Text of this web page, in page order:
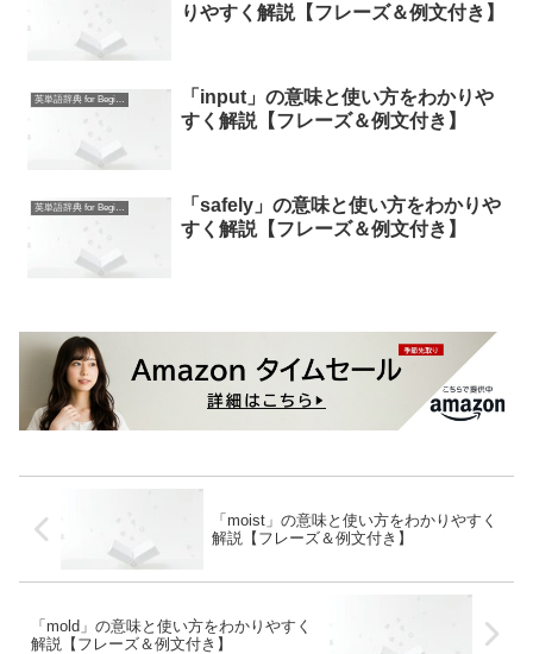
りやすく解説【フレーズ＆例文付き】
英単語辞典 for Beginners
「input」の意味と使い方をわかりや
すく解説【フレーズ＆例文付き】
英単語辞典 for Beginners
「safely」の意味と使い方をわかりや
すく解説【フレーズ＆例文付き】
「moist」の意味と使い方をわかりやすく
解説【フレーズ＆例文付き】
「mold」の意味と使い方をわかりやすく
解説【フレーズ＆例文付き】